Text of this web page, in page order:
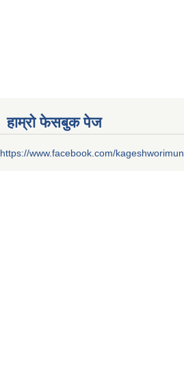
हाम्रो फेसबुक पेज
https://www.facebook.com/kageshworimun